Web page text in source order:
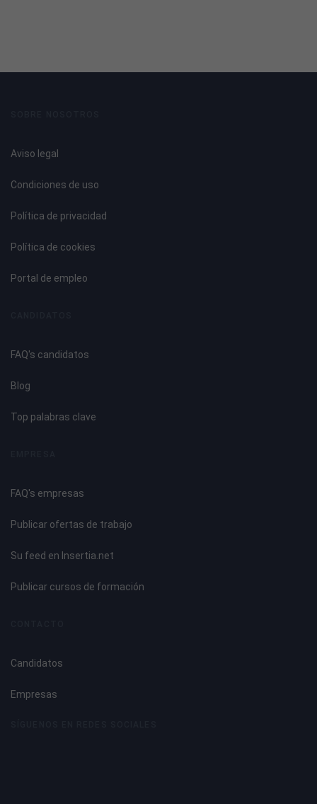
Aviso legal
Condiciones de uso
Política de privacidad
Política de cookies
Portal de empleo
FAQ's candidatos
Blog
Top palabras clave
FAQ's empresas
Publicar ofertas de trabajo
Su feed en Insertia.net
Publicar cursos de formación
Candidatos
Empresas